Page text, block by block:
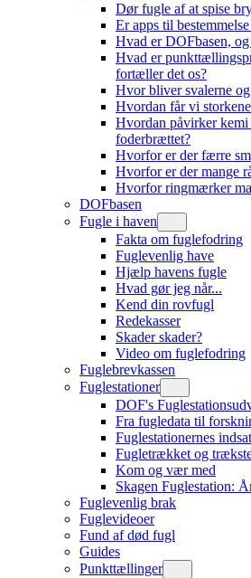
Dør fugle af at spise
Er apps til
Hvad er DOFbasen,
Hvad er
fortæller det os?
Hvor bliver svalerne
Hvordan får vi
Hvordan påvirker kemi
foderbrættet?
Hvorfor er der færre
Hvorfor er der mange
Hvorfor ringmærker
DOFbasen
Fugle i haven
Fakta om fuglefodring
Fuglevenlig have
Hjælp havens fugle
Hvad gør jeg når...
Kend din rovfugl
Redekasser
Skader skader?
Video om fuglefodring
Fuglebrevkassen
Fuglestationer
DOF's
Fra fugledata til
Fuglestationernes
Fugletrækket og
Kom og vær med
Skagen Fuglestation:
Fuglevenlig brak
Fuglevideoer
Fund af død fugl
Guides
Punkttællinger